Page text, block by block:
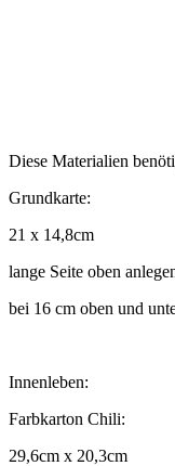
Diese Materialien
Grundkarte:
21 x 14,8cm
lange Seite oben
bei 16 cm oben und
Innenleben:
Farbkarton Chili:
29,6cm x 20,3cm